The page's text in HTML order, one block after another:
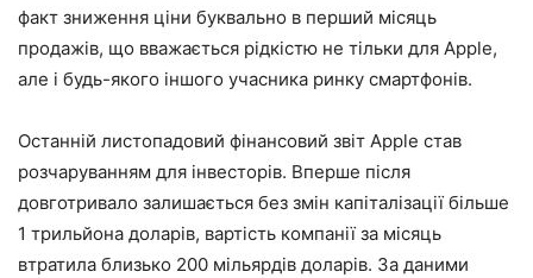
факт зниження ціни буквально в перший місяць
продажів, що вважається рідкістю не тільки для Apple,
але і будь-якого іншого учасника ринку смартфонів.
Останній листопадовий фінансовий звіт Apple став
розчаруванням для інвесторів. Вперше після
довготривало залишається без змін капіталізації більше
1 трильйона доларів, вартість компанії за місяць
втратила близько 200 мільярдів доларів. За даними